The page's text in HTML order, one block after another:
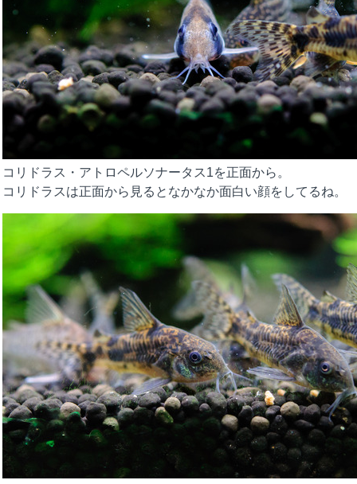
コリドラス・アトロペルソナータス1を正面から。
コリドラスは正面から見るとなかなか面白い顔をしてるね。